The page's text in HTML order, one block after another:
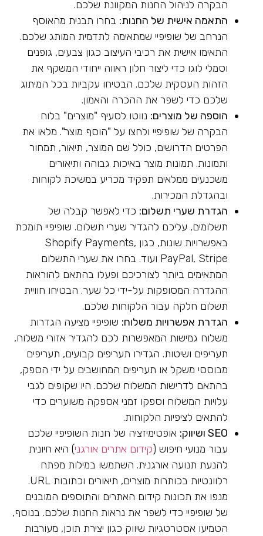
הבקרה לניהול החנות המקוונת שלכם.
התאמה אישית של החנות: בחרו תבנית מהאוסף
הנרחב של שופיפיי שמתאימה לתדמית המותג שלכם.
התאימו אישית את רכיבי העיצוב כגון צבעים, גופנים
וסמלי לוגו כדי ליצור חלון ראווה ייחודי המשקף את
הזהות העסקית שלכם. הבטיחו עקביות בכל המיתוג
שלכם כדי לשפר את ההכרה והאמון.
הוספה של מוצרים: נווטו לסעיף "מוצרים" בלוח
הבקרה של שופיפיי ולחצו על "הוסף מוצר". מלאו את
הפרטים הדרושים, כולל שם המוצר, תיאור, תמחור
ותמונות. תמונות מוצר באיכות גבוהה ותיאורים
משכנעים ממלאים תפקיד מכריע במשיכת לקוחות
ובהגדלת המכירות.
הגדרת שערי תשלום: כדי לאפשר קבלה של
תשלומים, עליכם להגדיר שערי תשלום. שופיפיי תומכת
באפשרויות שונות, כגון Shopify Payments,
PayPal, Stripe ועוד. בחרו את שערי התשלום
המתאימים ביותר לצורכיכם ופעלו בהתאם להוראות
ההגדרה המסופקות על-ידי כל שער. הבטיחו חוויית
תשלום חלקה עבור הלקוחות שלכם.
הגדרת אפשרויות משלוח: שופיפיי מציעה הגדרות
משלוח גמישות המאפשרות לכם להגדיר אזורי משלוח,
תעריפים ושיטות. הגדירו תעריפים קבועים, תעריפים
מבוססי משקל או תעריפים המחושבים על ידי הספק,
בהתאם לדרישות המשלוח שלכם. היו שקופים לגבי
עלויות המשלוח וספקו זמני אספקה משוערים כדי
להתאים לציפיות הלקוחות.
SEO ושיווק:
אופטימיזציה של חנות השופיפיי שלכם
עבור מנועי חיפוש (קידום אתרים אורגני) היא חיונית
להנעת תנועה אורגנית. השתמשו במילות מפתח
רלוונטיות בכותרות מוצרים, תיאורים וכתובות URL.
מנפו את תכונות קידום האתרים והתוספים המובנים
של שופיפיי כדי לשפר את נראות החנות שלכם. בנוסף,
הטמיעו אסטרטגיות שיווק כגון יצירת תוכן, מעורבות